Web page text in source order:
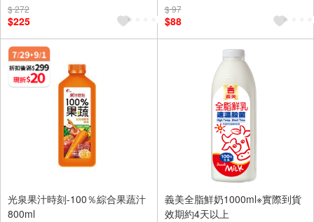
$ 272
$225
$ 97
$88
光泉果汁時刻-100％綜合果蔬汁
800ml
義美全脂鮮奶1000ml※實際到貨
效期約4天以上